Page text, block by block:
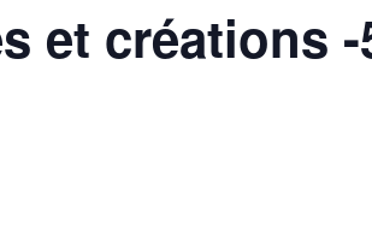
et créations